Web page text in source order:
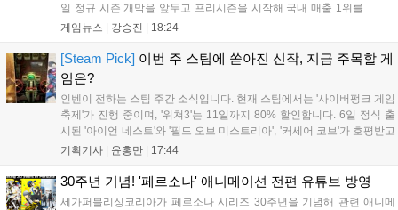
일 정규 시즌 개막을 앞두고 프리시즌을 시작해 국내 매출 1위를
기록했습니다. 25주년을 맞은 '고스트 리콘' 시리즈는 8월 6일 쇼
'마블 투혼: 파이팅 소울즈'와 레트로 수리 시뮬레이션 '리스토
리'도 스팀에 정식 출시되었습니다....
게임뉴스 | 강승진 18:24
[Steam Pick] 이번 주 스팀에 쏟아진 신작, 지금 주목할 게
임은?
인벤이 전하는 스팀 주간 소식입니다. 현재 스팀에서는 '사이버펑크 게임
축제'가 진행 중이며, '위쳐3'는 11일까지 80% 할인합니다. 6일 정식 출
시된 '아이언 네스트'와 '필드 오브 미스트리아', '커세어 코브'가 호평받고
있습니다. 한편, 7일 출시된 '마블 투혼'은 태그 시스템에 대한 호불호가
랜드'는 7년 만의 대규모 업데이트 '라스트 라이츠'와 함께 95% 할인 중
입니다....
기획기사 | 윤홍만 17:44
30주년 기념! '페르소나' 애니메이션 전편 유튜브 방영
세가퍼블리싱코리아가 페르소나 시리즈 30주년을 기념해 관련 애니메